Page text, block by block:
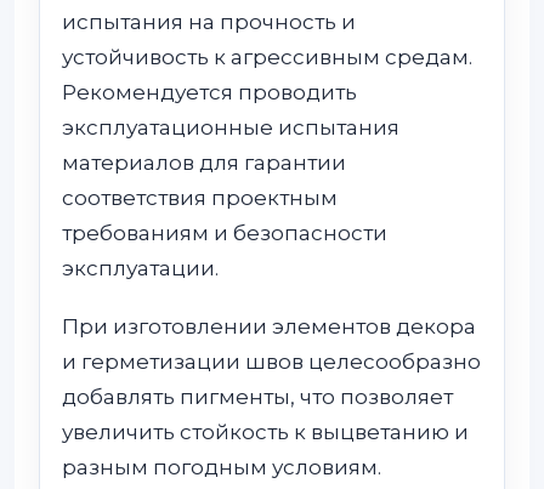
испытания на прочность и
устойчивость к агрессивным средам.
Рекомендуется проводить
эксплуатационные испытания
материалов для гарантии
соответствия проектным
требованиям и безопасности
эксплуатации.
При изготовлении элементов декора
и герметизации швов целесообразно
добавлять пигменты, что позволяет
увеличить стойкость к выцветанию и
разным погодным условиям.